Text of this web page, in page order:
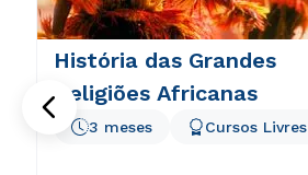
História das Grandes
Religiões Africanas
3 meses Cursos Livres